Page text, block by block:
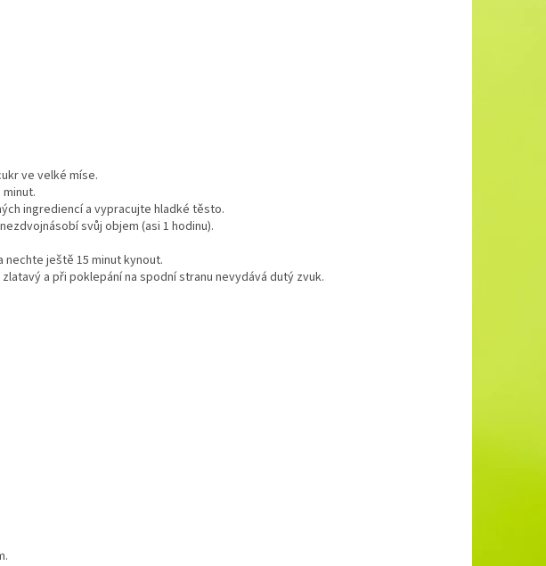
ve velké míse.
ingrediencí a vypracujte hladké těsto.
svůj objem (asi 1 hodinu).
ještě 15 minut kynout.
a při poklepání na spodní stranu nevydává dutý zvuk.